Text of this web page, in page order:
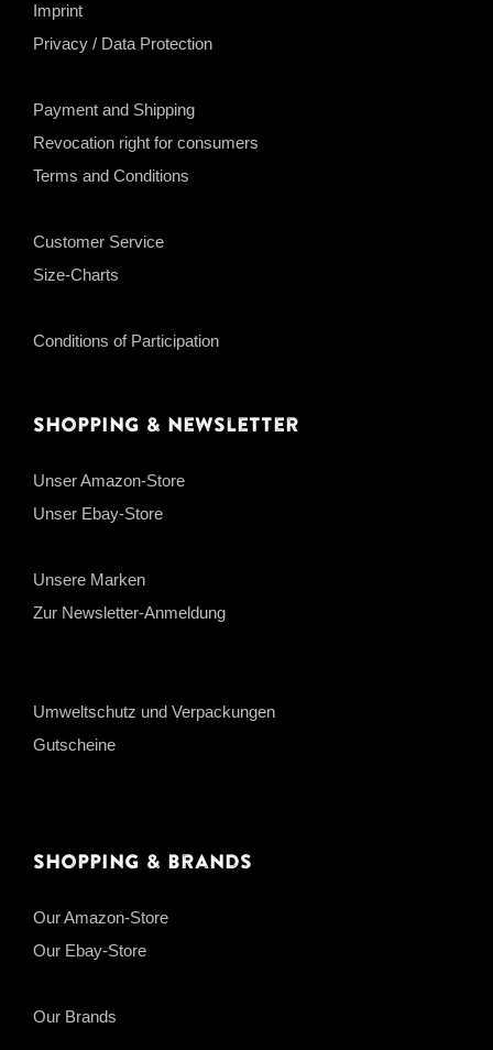
Imprint
Privacy / Data Protection
Payment and Shipping
Revocation right for consumers
Terms and Conditions
Customer Service
Size-Charts
Conditions of Participation
Shopping & Newsletter
Unser Amazon-Store
Unser Ebay-Store
Unsere Marken
Zur Newsletter-Anmeldung
Umweltschutz und Verpackungen
Gutscheine
Shopping & Brands
Our Amazon-Store
Our Ebay-Store
Our Brands